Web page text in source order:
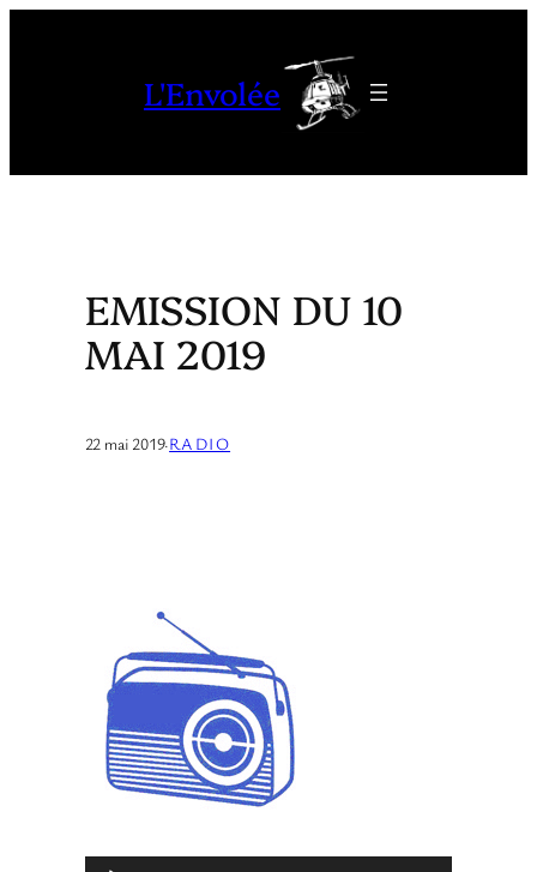
L'Envolée
EMISSION DU 10
MAI 2019
22 mai 2019·RADIO